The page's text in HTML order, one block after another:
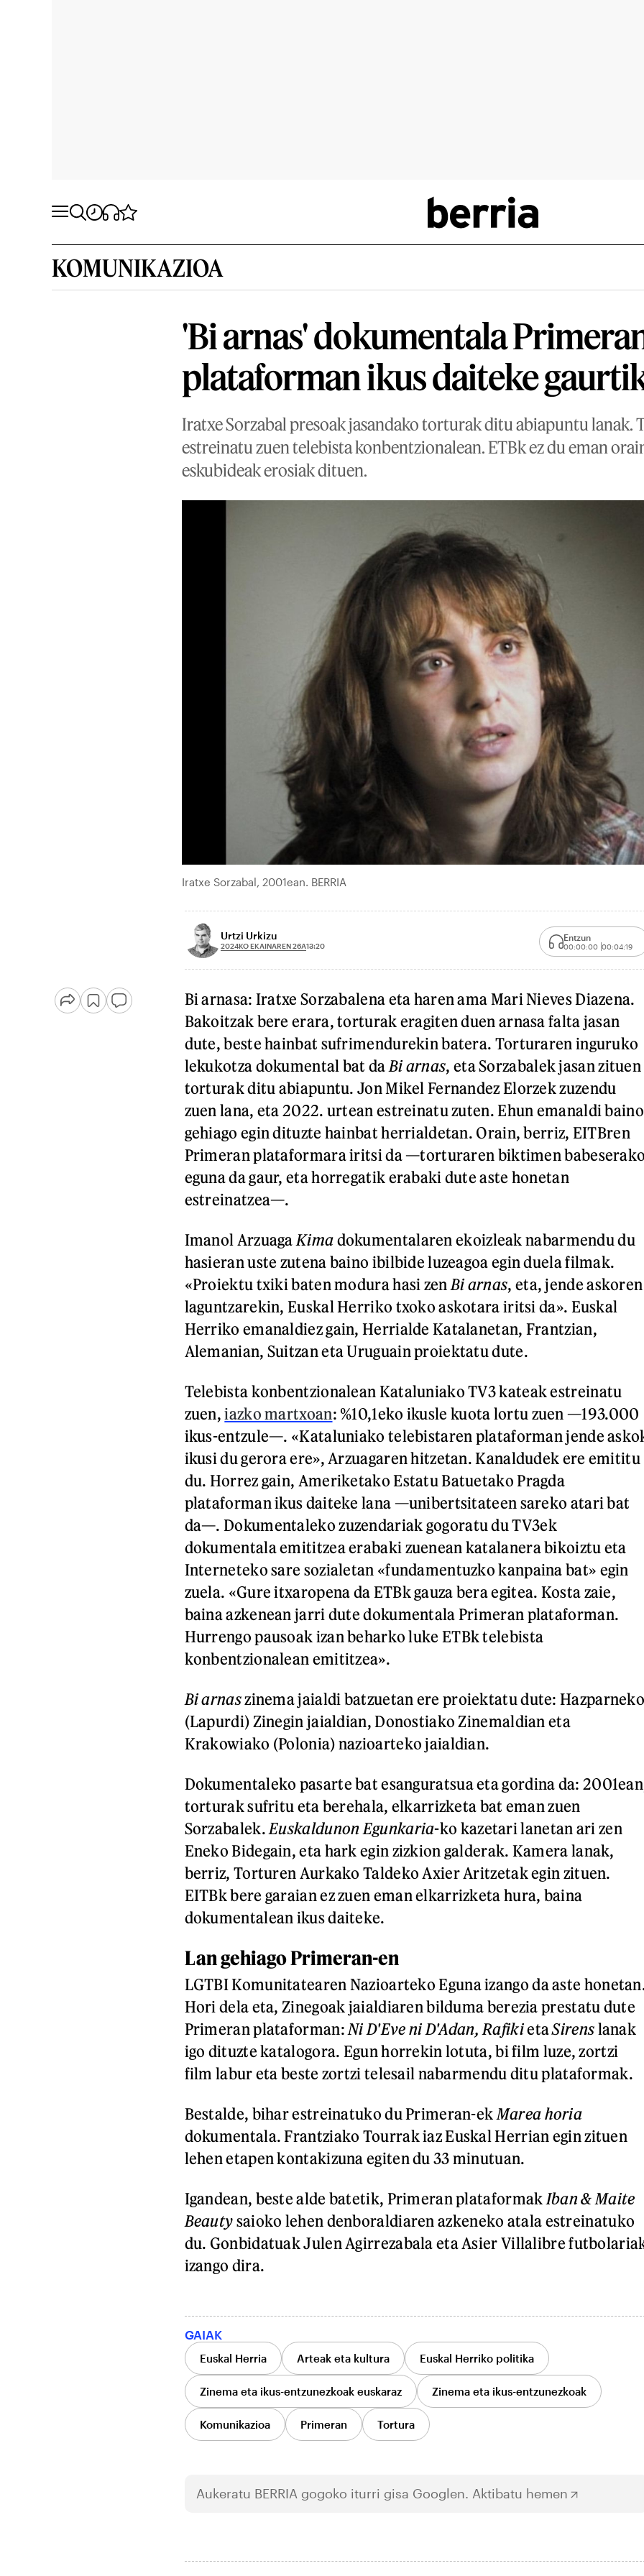
KOMUNIKAZIOA
'Bi arnas' dokumentala
plataforman ikus daiteke
Iratxe Sorzabal presoak jasandako torturak ditu abiapuntu lanak.
estreinatu zuen telebista konbentzionalean. ETBk ez du eman
eskubideak erosiak dituen.
Iratxe Sorzabal, 2001ean. BERRIA
Urtzi Urkizu
2024KO EKAINAREN 26A13:20
Entzun
00:00:00 00:04:19
Bi arnasa: Iratxe Sorzabalena eta haren ama Mari Nieves Diazena.
Bakoitzak bere erara, torturak eragiten duen arnasa falta jasan
dute, beste hainbat sufrimendurekin batera. Torturaren inguruko
lekukotza dokumental bat da Bi arnas, eta Sorzabalek jasan zituen
torturak ditu abiapuntu. Jon Mikel Fernandez Elorzek zuzendu
zuen lana, eta 2022. urtean estreinatu zuten. Ehun emanaldi baino
gehiago egin dituzte hainbat herrialdetan. Orain, berriz, EITBren
Primeran plataformara iritsi da —torturaren biktimen
eguna da gaur, eta horregatik erabaki dute aste honetan
estreinatzea—.
Imanol Arzuaga Kima dokumentalaren ekoizleak nabarmendu du
hasieran uste zutena baino ibilbide luzeagoa egin duela filmak.
«Proiektu txiki baten modura hasi zen Bi arnas, eta, jende askoren
laguntzarekin, Euskal Herriko txoko askotara iritsi da». Euskal
Herriko emanaldiez gain, Herrialde Katalanetan, Frantzian,
Alemanian, Suitzan eta Uruguain proiektatu dute.
Telebista konbentzionalean Kataluniako TV3 kateak estreinatu
zuen,iazko martxoan: %10,1eko ikusle kuota lortu zuen —193.000
ikus-entzule—. «Kataluniako telebistaren plataforman jende
ikusi du gerora ere», Arzuagaren hitzetan. Kanaldudek ere emititu
du. Horrez gain, Ameriketako Estatu Batuetako Pragda
plataforman ikus daiteke lana —unibertsitateen sareko atari bat
da—. Dokumentaleko zuzendariak gogoratu du TV3ek
dokumentala emititzea erabaki zuenean katalanera bikoiztu eta
Interneteko sare sozialetan «fundamentuzko kanpaina bat» egin
zuela. «Gure itxaropena da ETBk gauza bera egitea. Kosta zaie,
baina azkenean jarri dute dokumentala Primeran plataforman.
Hurrengo pausoak izan beharko luke ETBk telebista
konbentzionalean emititzea».
Bi arnaszinema jaialdi batzuetan ere proiektatu dute:
(Lapurdi) Zinegin jaialdian, Donostiako Zinemaldian eta
Krakowiako (Polonia) nazioarteko jaialdian.
Dokumentaleko pasarte bat esanguratsua eta gordina da:
torturak sufritu eta berehala, elkarrizketa bat eman zuen
Sorzabalek. Euskaldunon Egunkaria-ko kazetari lanetan ari zen
Eneko Bidegain, eta hark egin zizkion galderak. Kamera lanak,
berriz, Torturen Aurkako Taldeko Axier Aritzetak egin zituen.
EITBk bere garaian ez zuen eman elkarrizketa hura, baina
dokumentalean ikus daiteke.
Lan gehiago Primeran-en
LGTBI Komunitatearen Nazioarteko Eguna izango da aste
Hori dela eta, Zinegoak jaialdiaren bilduma berezia prestatu dute
Primeran plataforman: Ni D'Eve ni D'Adan, RafikietaSirens lanak
igo dituzte katalogora. Egun horrekin lotuta, bi film luze, zortzi
film labur eta beste zortzi telesail nabarmendu ditu plataformak.
Bestalde, bihar estreinatuko du Primeran-ek Marea horia
dokumentala. Frantziako Tourrak iaz Euskal Herrian egin zituen
lehen etapen kontakizuna egiten du 33 minutuan.
Igandean, beste alde batetik, Primeran plataformak Iban & Maite
Beauty saioko lehen denboraldiaren azkeneko atala estreinatuko
du. Gonbidatuak Julen Agirrezabala eta Asier Villalibre
izango dira.
GAIAK
Euskal Herria Arteak eta kultura Euskal Herriko politika
Zinema eta ikus-entzunezkoak euskaraz Zinema eta ikus-entzunezkoak
Komunikazioa Primeran Tortura
Aukeratu BERRIA gogoko iturri gisa Googlen. Aktibatu hemen